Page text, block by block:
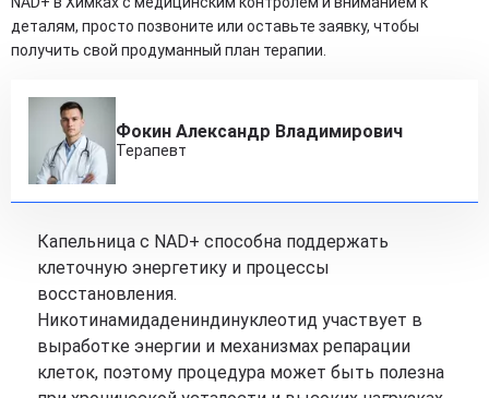
деталям, просто позвоните или оставьте заявку, чтобы
получить свой продуманный план терапии.
Фокин Александр Владимирович
Терапевт
Капельница с NAD+ способна поддержать
клеточную энергетику и процессы
восстановления.
Никотинамидадениндинуклеотид участвует в
выработке энергии и механизмах репарации
клеток, поэтому процедура может быть полезна